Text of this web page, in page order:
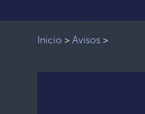
Inicio >Avisos >